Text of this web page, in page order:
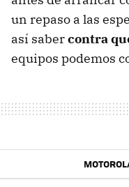
un repaso a las
así sabercontra
equipos podemos